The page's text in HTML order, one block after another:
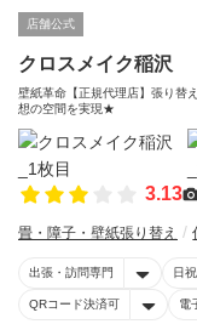
店舗公式
クロスメイク稲沢
壁紙革命【正規代理店】張り替
想の空間を実現★
3.13
畳・障子・壁紙張り替え
出張・訪問専門 日
QRコード決済可 電